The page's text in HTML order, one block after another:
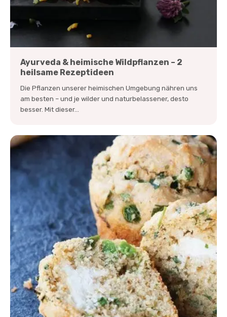
Ayurveda & heimische Wildpflanzen – 2
heilsame Rezeptideen
Die Pflanzen unserer heimischen Umgebung nähren uns
am besten – und je wilder und naturbelassener, desto
besser. Mit dieser...